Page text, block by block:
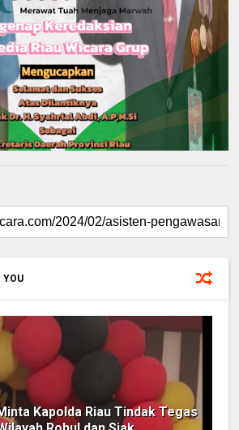
YOU
Kapolda Riau Tindak Tegas